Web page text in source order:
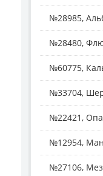
№28985,
№28480,
№60775,
№33704,
№22421,
№12954,
№27106,